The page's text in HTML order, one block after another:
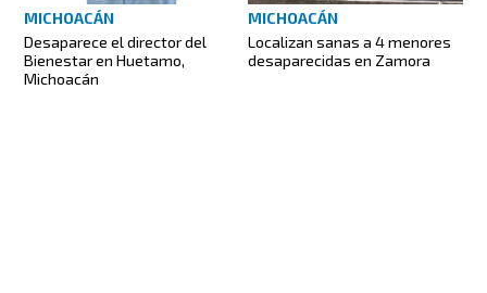
MICHOACÁN
Desaparece el director del
Bienestar en Huetamo,
Michoacán
MICHOACÁN
Localizan sanas a 4 menores
desaparecidas en Zamora